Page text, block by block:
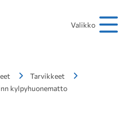
Valikko
Tarvikkeet
kylpyhuonematto